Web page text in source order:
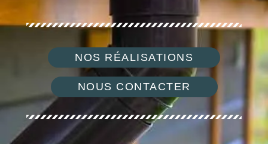
NOS RÉALISATIONS
NOUS CONTACTER